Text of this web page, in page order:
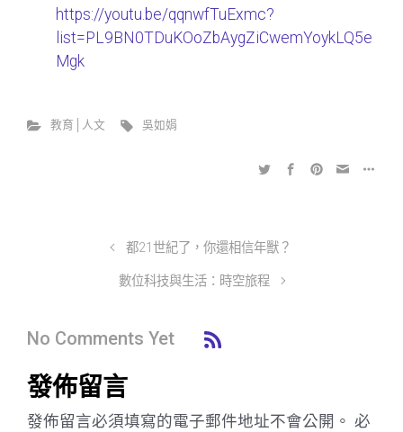
https://youtu.be/qqnwfTuExmc?
list=PL9BN0TDuKOoZbAygZiCwemYoykLQ5e
Mgk
教育│人文 吳如娟
都21世紀了，你還相信年獸？
數位科技與生活：時空旅程
No Comments Yet
發佈留言
發佈留言必須填寫的電子郵件地址不會公開。 必